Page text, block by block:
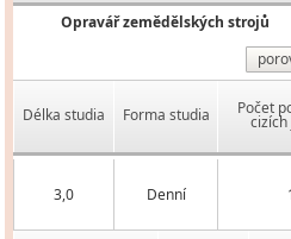
Opravář zemědělských strojů
Délka studia Forma studia Počet
cizích
3,0 Denní